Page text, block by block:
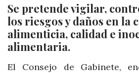
Se pretende vigilar,
los riesgos y daños en la
alimenticia, calidad e
alimentaria.
El Consejo de Gabinete,